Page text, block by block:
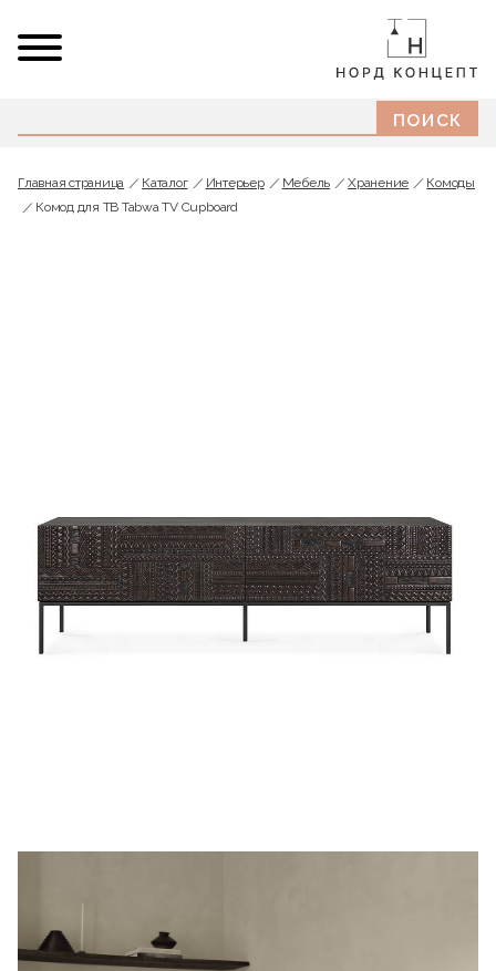
Главная страница Каталог Интерьер Мебель Хранение
Комоды
Комод для ТВ Tabwa TV Cupboard